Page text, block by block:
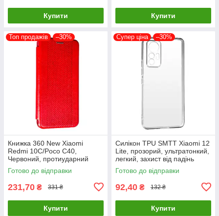
Купити Купити
Топ продажів –30%
Книжка 360 New Xiaomi
Redmi 10C/Poco C40,
Червоний, протиударний
чохол з екокожі
Готово до відправки
231,70 ₴ 331 ₴
Купити
Супер ціна –30%
Силікон TPU SMTT Xiaomi 12
Lite, прозорий, ультратонкий,
легкий, захист від падінь
Готово до відправки
92,40 ₴ 132 ₴
Купити